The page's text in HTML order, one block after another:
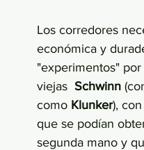
Los corredores
económica y
"experimentos"
viejas Schwinn
como Klunker),
que se podían
segunda mano y